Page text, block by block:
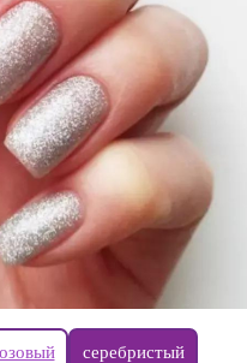
серебристый